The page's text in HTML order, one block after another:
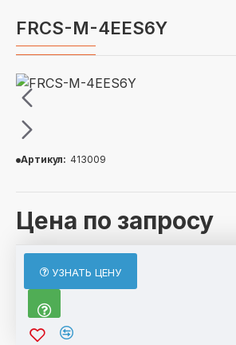
FRCS-M-4EES6Y
Цена по запросу
Артикул: 413009
УЗНАТЬ ЦЕНУ
ОПИСАНИЕ
По отдельному запросу
исполнение агрегатов в